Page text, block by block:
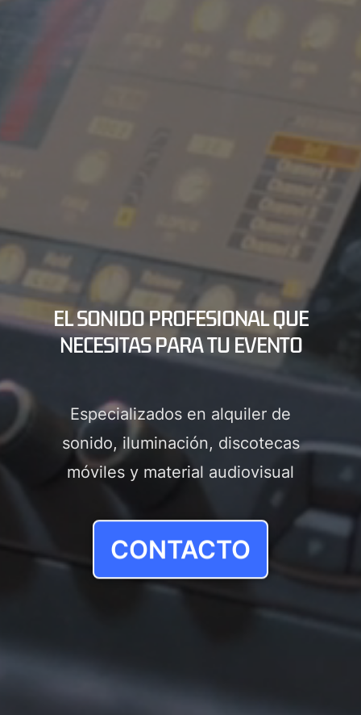
EL SONIDO PROFESIONAL QUE
NECESITAS PARA TU EVENTO
Especializados en alquiler de
sonido, iluminación, discotecas
móviles y material audiovisual
CONTACTO